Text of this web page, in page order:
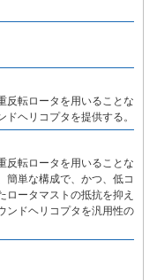
反転ロータを用いることな
ヘリコプタを提供する。
反転ロータを用いることな
簡単な構成で、かつ、低コ
ロータマストの抵抗を抑え
ンドヘリコプタを汎用性の